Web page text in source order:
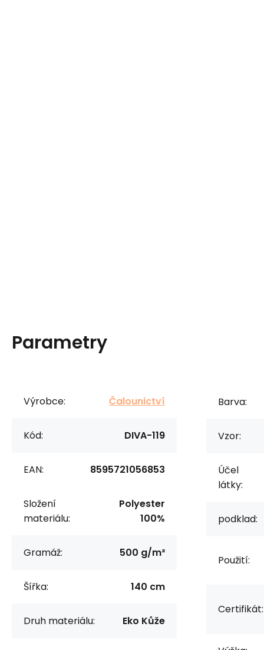
Parametry
Výrobce: Čalounictví
Kód: DIVA-119
EAN: 8595721056853
Složení
materiálu:
Polyester
100%
Gramáž: 500 g/m²
Šířka: 140 cm
Druh materiálu: Eko Kůže
Barva:
Vzor:
Účel
látky:
podklad:
Použití:
Certifikát: